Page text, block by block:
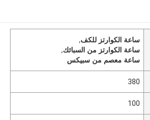
ساعة الكوارتز للكف,
ساعة الكوارتز من السبائك,
ساعة معصم من سبيكس
380
100